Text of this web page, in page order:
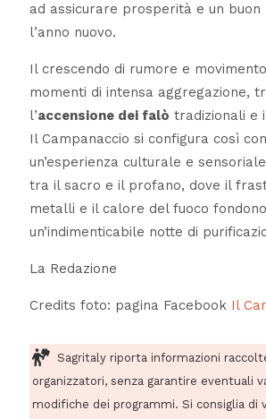
ad assicurare prosperità e un
l’anno nuovo.
Il crescendo di rumore e
momenti di intensa aggregazione,
l’accensione dei falò tradizionali e i
Il Campanaccio si configura così
un’esperienza culturale e
tra il sacro e il profano, dove il
metalli e il calore del fuoco
un’indimenticabile notte di
La Redazione
Credits foto: pagina Facebook Il
Sagritaly riporta informazioni
organizzatori, senza garantire eventuali
modifiche dei programmi. Si consiglia di